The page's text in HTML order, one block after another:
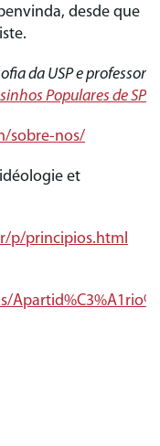
desde que
da USP e professor
Populares de SP
sobre‑nos/
et
p/principios.html